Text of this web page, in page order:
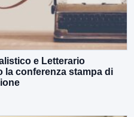
e Letterario
la conferenza stampa di